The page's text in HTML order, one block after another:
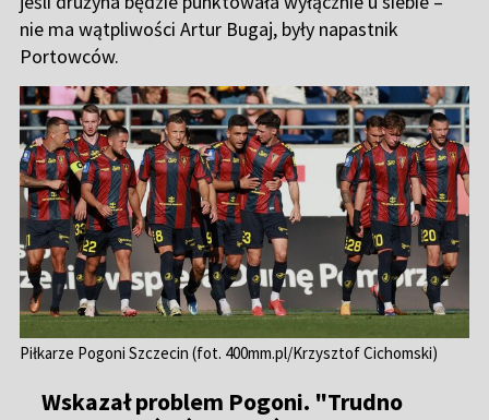
Piłkarze Pogoni Szczecin (fot. 400mm.pl/Krzysztof Cichomski)
Wskazał problem Pogoni. "Trudno
będzie myśleć o czymś więcej…"
PogońpodejmieLegię Warszawa w piątkowym
hicie 9. kolejkiPKO BP Ekstraklasy
. Portowcy
wygrali cztery dotychczasowe spotkania w
Szczecinie, ale mają wielkie problemy w meczach
więcej, jeśli drużyna będzie punktowała wyłącznie